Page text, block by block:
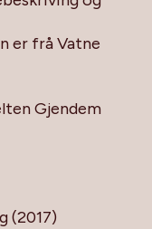
er frå Vatne
Gjendem
(2017)